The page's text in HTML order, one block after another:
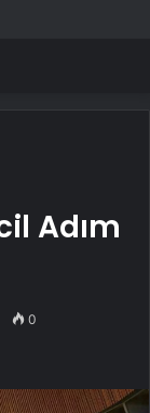
Adım
0